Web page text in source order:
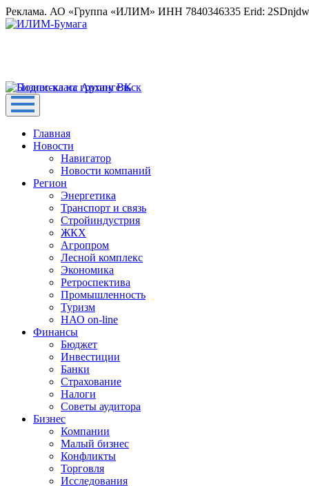
Реклама. АО «Группа «ИЛИМ» ИНН 7840346335 Erid:
Главная
Новости
Навигатор
Новости компаний
Регион
Энергетика
Транспорт и связь
Стройиндустрия
ЖКХ
Агропром
Лесной комплекс
Экономика
Ретроспектива
Промышленность
Туризм
НАО on-line
Финансы
Бюджет
Инвестиции
Банки
Страхование
Налоги
Советы аудитора
Бизнес
Компании
Малый бизнес
Конфликты
Торговля
Исследования